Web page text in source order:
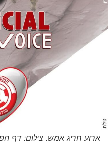
ארוע חריג אמש. צילום: דף